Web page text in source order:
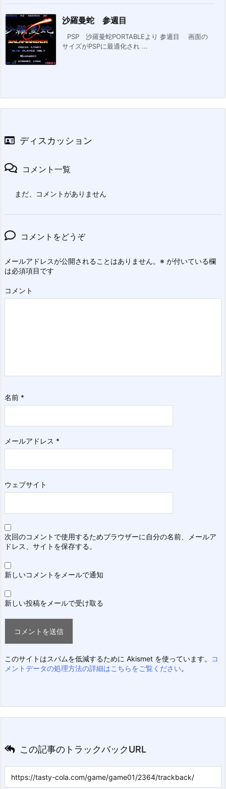
沙羅曼蛇 参週目
PSP 沙羅曼蛇PORTABLEより 参週目 画面の
サイズがPSPに最適化され ...
ディスカッション
コメント一覧
まだ、コメントがありません
コメントをどうぞ
メールアドレスが公開されることはありません。 ※ が付いている欄
は必須項目です
コメント
名前 *
メールアドレス *
ウェブサイト
次回のコメントで使用するためブラウザーに自分の名前、メールア
ドレス、サイトを保存する。
新しいコメントをメールで通知
新しい投稿をメールで受け取る
このサイトはスパムを低減するために Akismet を使っています。
コ
メントデータの処理方法の詳細はこちらをご覧ください。
この記事のトラックバックURL